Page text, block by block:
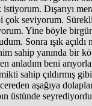
Dışarıyı
çok seviyorum.
Yine böyle
Sonra ışık
sahip yanında bir
anladım beni
sahip çıldırmış
aşağıya
üstünde